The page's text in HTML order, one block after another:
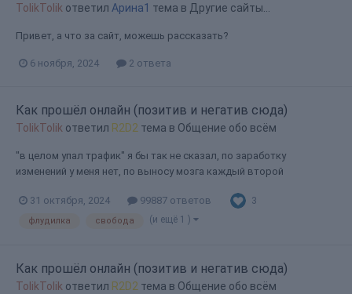
TolikTolik ответил Арина1 тема в Другие сайты...
Привет, а что за сайт, можешь рассказать?
6 ноября, 2024 2 ответа
Как прошёл онлайн (позитив и негатив сюда)
TolikTolik ответил R2D2 тема в Общение обо всём
"в целом упал трафик" я бы так не сказал, по заработку
изменений у меня нет, по выносу мозга каждый второй
31 октября, 2024 99887 ответов 3
флудилка свобода (и ещё 1 )
Как прошёл онлайн (позитив и негатив сюда)
TolikTolik ответил R2D2 тема в Общение обо всём